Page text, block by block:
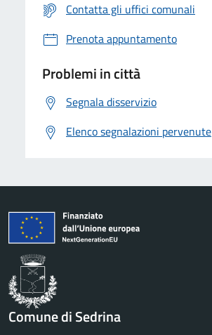
Contatta gli uffici comunali
Prenota appuntamento
Problemi in città
Segnala disservizio
Elenco segnalazioni pervenute
Comune di Sedrina